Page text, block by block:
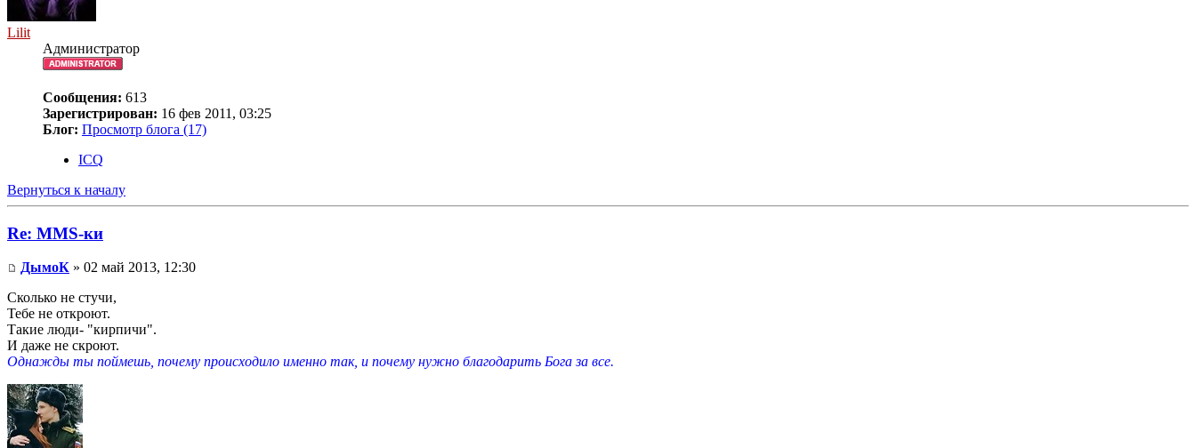
Lilit
Администратор
Сообщения: 613
Зарегистрирован: 16 фев 2011, 03:25
Блог: Просмотр блога (17)
ICQ
Вернуться к началу
Re: MMS-ки
ДымоК » 02 май 2013, 12:30
Сколько не стучи,
Тебе не откроют.
Такие люди- "кирпичи".
И даже не скроют.
Однажды ты поймешь, почему происходило именно так, и почему нужно благодарить Бога за все.